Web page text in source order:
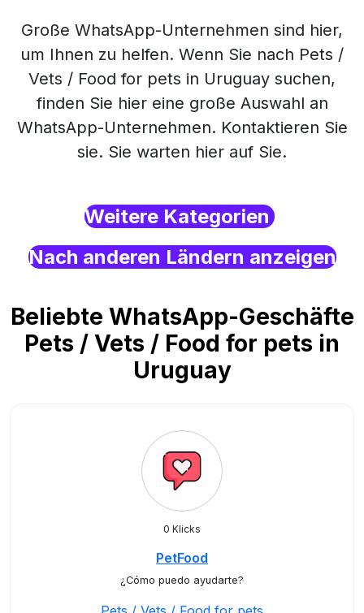
Große WhatsApp-Unternehmen sind hier,
um Ihnen zu helfen. Wenn Sie nach Pets /
Vets / Food for pets in Uruguay suchen,
finden Sie hier eine große Auswahl an
WhatsApp-Unternehmen. Kontaktieren Sie
sie. Sie warten hier auf Sie.
Weitere Kategorien
Nach anderen Ländern anzeigen
Beliebte WhatsApp-Geschäfte
Pets / Vets / Food for pets in
Uruguay
0 Klicks
PetFood
¿Cómo puedo ayudarte?